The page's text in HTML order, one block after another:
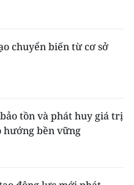
chuyển biến từ cơ sở
tồn và phát huy giá trị
hướng bền vững